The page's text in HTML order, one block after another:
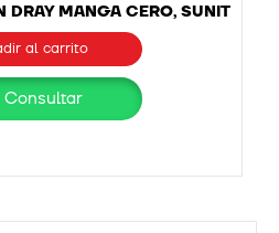
DRAY MANGA CERO, SUNIT
al carrito
Consultar